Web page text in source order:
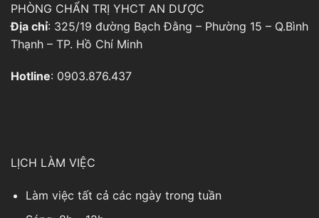
PHÒNG CHẨN TRỊ YHCT AN DƯỢC
Địa chỉ: 325/19 đường Bạch Đằng – Phường 15 – Q.Bình
Thạnh – TP. Hồ Chí Minh
Hotline: 0903.876.437
LỊCH LÀM VIỆC
Làm việc tất cả các ngày trong tuần